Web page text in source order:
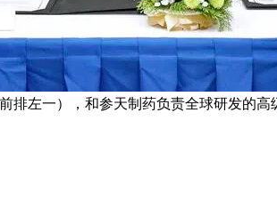
排左一），和参天制药负责全球研发的